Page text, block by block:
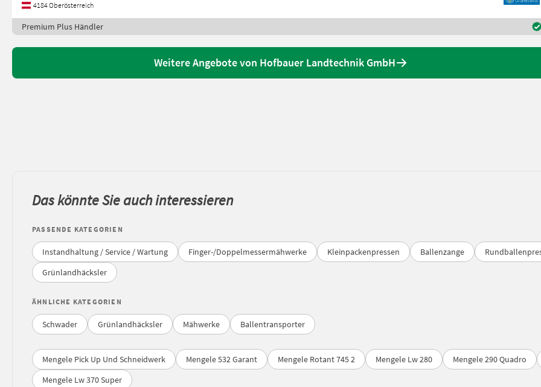
4184 Oberösterreich
Premium Plus Händler
Weitere Angebote von Hofbauer Landtechnik GmbH
Das könnte Sie auch interessieren
PASSENDE KATEGORIEN
Instandhaltung / Service / Wartung Finger-/Doppelmessermähwerke Kleinpackenpressen Ballenzange
Grünlandhäcksler
ÄHNLICHE KATEGORIEN
Schwader Grünlandhäcksler Mähwerke Ballentransporter
Mengele Pick Up Und Schneidwerk Mengele 532 Garant Mengele Rotant 745 2 Mengele Lw 280 Mengele 290 Quadro
Mengele Lw 370 Super